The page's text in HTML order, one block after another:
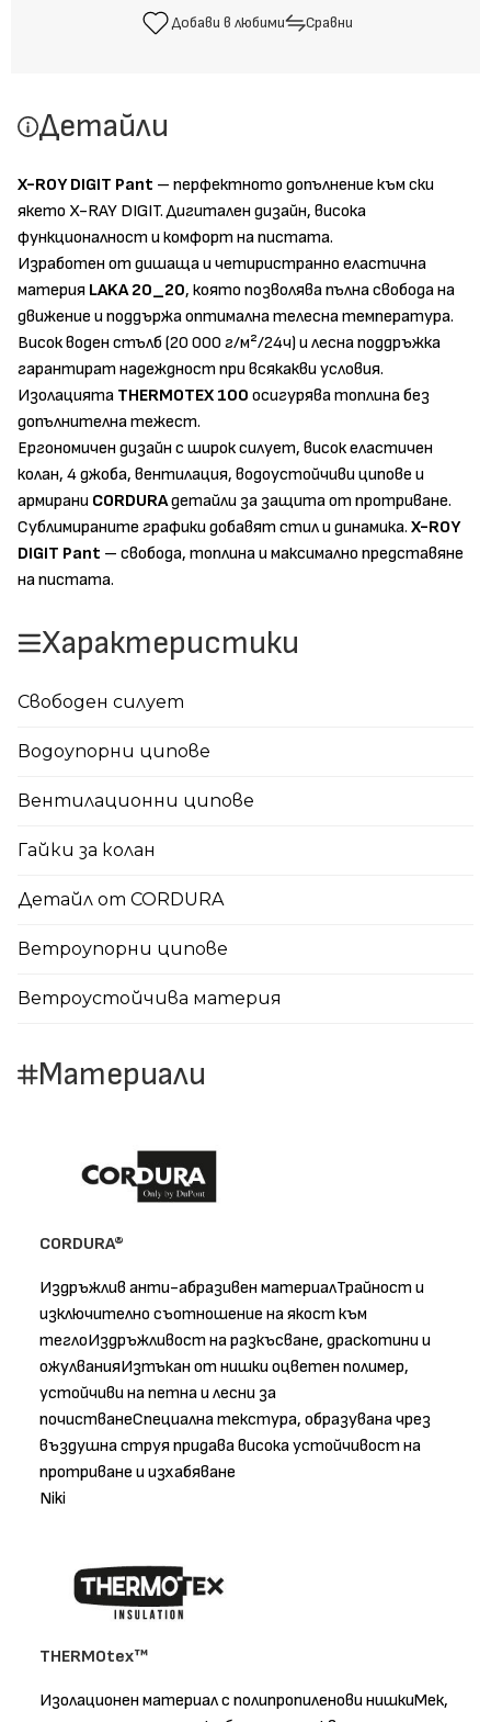
Добави в любими Сравни
Детайли
X-ROY DIGIT Pant – перфектното допълнение към ски
якето X-RAY DIGIT. Дигитален дизайн, висока
функционалност и комфорт на пистата.
Изработен от дишаща и четиристранно еластична
материя LAKA 20_20, която позволява пълна свобода на
движение и поддържа оптимална телесна температура.
Висок воден стълб (20 000 г/м²/24ч) и лесна поддръжка
гарантират надеждност при всякакви условия.
Изолацията THERMOTEX 100 осигурява топлина без
допълнителна тежест.
Ергономичен дизайн с широк силует, висок еластичен
колан, 4 джоба, вентилация, водоустойчиви ципове и
армирани CORDURAдетайли за защита от протриване.
Сублимираните графики добавят стил и динамика. X-ROY
DIGIT Pant – свобода, топлина и максимално представяне
на пистата.
Характеристики
Свободен силует
Водоупорни ципове
Вентилационни ципове
Гайки за колан
Детайл от CORDURA
Ветроупорни ципове
Ветроустойчива материя
Материали
CORDURA®
Издръжлив анти-абразивен материалТрайност и
изключително съотношение на якост към
теглоИздръжливост на разкъсване, драскотини и
ожулванияИзтъкан от нишки оцветен полимер,
устойчиви на петна и лесни за
почистванеСпециална текстура, образувана чрез
въздушна струя придава висока устойчивост на
протриване и изхабяване
Niki
THERMOtex™
Изолационен материал с полипропиленови нишкиМек,